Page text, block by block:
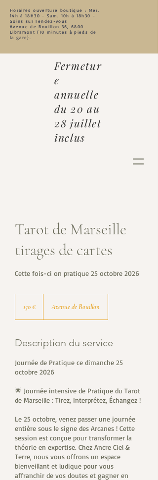
Horaires ouverture boutique : Mer.
14h à 18H30 - Sam. 10h à 18h30 -
Soins sur rendez-vous
Avenue de Bouillon 36, 6800
Libramont (10 minutes à pieds de
la gare).
Fermetur
e
annuelle
du 20 au
28 juillet
inclus
Tarot de Marseille
tirages de cartes
Cette fois-ci on pratique 25 octobre 2026
150 € Avenue de Bouillon
Description du service
Journée de Pratique ce dimanche 25
octobre 2026
🌟 Journée intensive de Pratique du Tarot
de Marseille : Tirez, Interprétez, Échangez !
Le 25 octobre, venez passer une journée
entière sous le signe des Arcanes ! Cette
session est conçue pour transformer la
théorie en expertise. Chez Ancre Ciel &
Terre, nous vous offrons un espace
bienveillant et ludique pour vous
affranchir de vos doutes et gagner en